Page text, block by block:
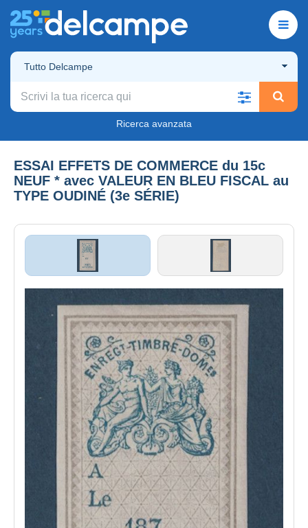
Tutto Delcampe
Ricerca avanzata
ESSAI EFFETS DE COMMERCE du 15c
NEUF * avec VALEUR EN BLEU FISCAL au
TYPE OUDINÉ (3e SÉRIE)